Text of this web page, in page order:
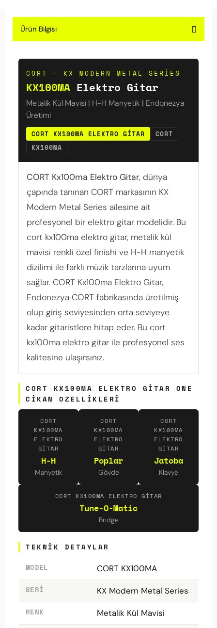
Ürün Bilgisi
CORT — KX MODERN METAL SERIES
KX100MA Elektro Gitar
Metalik Kül Mavisi | H-H Manyetik | Endonezya
Üretimi
CORT KX100MA ELEKTRO GITAR
CORT
KX100MA
CORT Kx100ma Elektro Gitar, dünya
çapında tanınan CORT markasının KX
Modern Metal Series ailesine ait
profesyonel bir elektro gitar modelidir. Bu
cort kx100ma elektro gitar, metalik kül
mavisi renkli özel finishi ve H-H manyetik
dizilimi ile farklı müzik tarzlarına uyum
sağlar. CORT Kx100ma Elektro Gitar,
Endonezya CORT fabrikasında üretilmiş
olup giriş seviyesinden orta seviyeye
kadar gitaristlere hitap eder. Bu cort
kx100ma elektro gitar ile profesyonel ses
kalitesine ulaşırsınız.
CORT KX100MA ELEKTRO GITAR ONE
CIKAN OZELLIKLERI
CORT
KX100MA
ELEKTRO
GITAR
H-H
Manyetik
CORT
KX100MA
ELEKTRO
GITAR
Poplar
Gövde
CORT
KX100MA
ELEKTRO
GITAR
Jatoba
Klavye
CORT KX100MA ELEKTRO GITAR
Tune-O-Matic
Bridge
TEKNIK DETAYLAR
MODEL
CORT KX100MA
SERI KX Modern Metal Series
RENK Metalik Kül Mavisi